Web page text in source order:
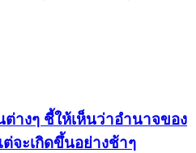
ต่างๆ ชี้ให้เห็นว่าอำนาจของ
จะเกิดขึ้นอย่างช้าๆ